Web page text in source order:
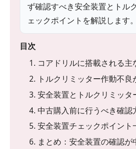
ず確認すべき安全装置とトル
ェックポイントを解説します。
目次
1. コアドリルに搭載される主
2. トルクリミッター作動不良
3. 安全装置とトルクリミッタ
4. 中古購入前に行うべき確認
5. 安全装置チェックポイント
6. まとめ：安全装置の確認が